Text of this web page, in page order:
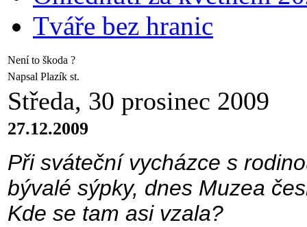
Tváře bez hranic
Není to škoda ?
Napsal Plazík st.
Středa, 30 prosinec 2009
27.12.2009
Při sváteční vycházce s
bývalé sýpky, dnes Muzea
Kde se tam asi vzala?